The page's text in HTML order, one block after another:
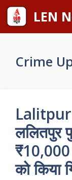
Skip
content
LEN
Crime
ललितपुर
₹10,000
को किया